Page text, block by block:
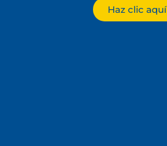
Haz clic aquí